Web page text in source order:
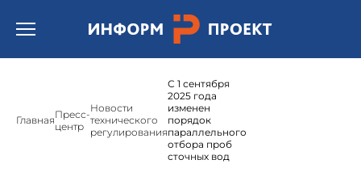
Открыть бургер меню.
ГлавнаяПресс-
центр
Новости
технического
регулирования
С 1 сентября
2025 года
изменен
порядок
параллельного
отбора проб
сточных вод